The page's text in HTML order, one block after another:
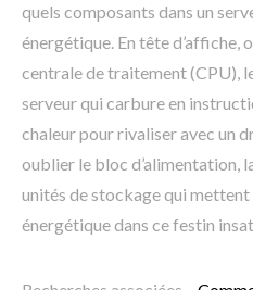
quels composants dans un
énergétique. En tête d’affiche,
centrale de traitement (CPU),
serveur qui carbure en
chaleur pour rivaliser avec un
oublier le bloc d’alimentation,
unités de stockage qui mettent
énergétique dans ce festin